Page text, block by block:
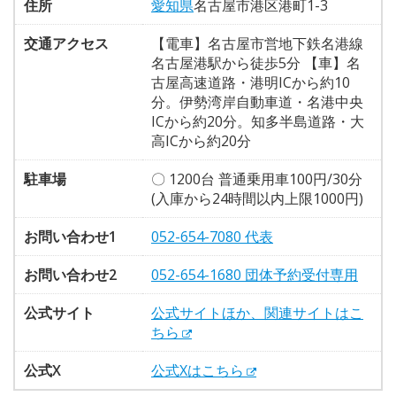
住所 愛知県名古屋市港区港町1-3
交通アクセス
【電車】名古屋市営地下鉄名港線
名古屋港駅から徒歩5分 【車】名
古屋高速道路・港明ICから約10
分。伊勢湾岸自動車道・名港中央
ICから約20分。知多半島道路・大
高ICから約20分
駐車場
〇 1200台 普通乗用車100円/30分
(入庫から24時間以内上限1000円)
お問い合わせ1
052-654-7080 代表
お問い合わせ2
052-654-1680 団体予約受付専用
公式サイト
公式サイトほか、関連サイトはこ
ちら
公式X
公式Xはこちら